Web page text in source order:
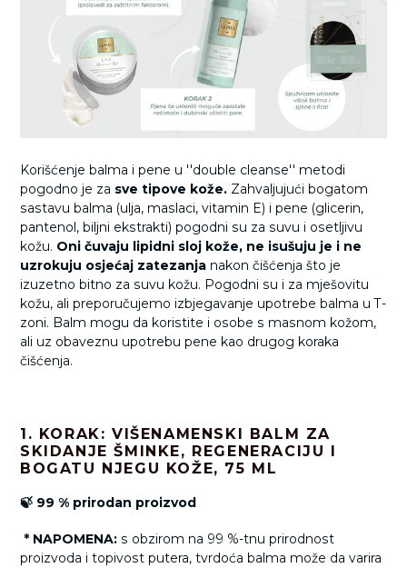
Korišćenje balma i pene u ''double cleanse'' metodi
pogodno je za sve tipove kože. Zahvaljujući bogatom
sastavu balma (ulja, maslaci, vitamin E) i pene (glicerin,
pantenol, biljni ekstrakti) pogodni su za suvu i osetljivu
kožu. Oni čuvaju lipidni sloj kože, ne isušuju je i ne
uzrokuju osjećaj zatezanja nakon čišćenja što je
izuzetno bitno za suvu kožu. Pogodni su i za mješovitu
kožu, ali preporučujemo izbjegavanje upotrebe balma u T-
zoni. Balm mogu da koristite i osobe s masnom kožom,
ali uz obaveznu upotrebu pene kao drugog koraka
čišćenja.
1. KORAK: VIŠENAMENSKI BALM ZA
SKIDANJE ŠMINKE, REGENERACIJU I
BOGATU NJEGU KOŽE, 75 ML
🍃 99 % prirodan proizvod
* NAPOMENA: s obzirom na 99 %-tnu prirodnost
proizvoda i topivost putera, tvrdoća balma može da varira